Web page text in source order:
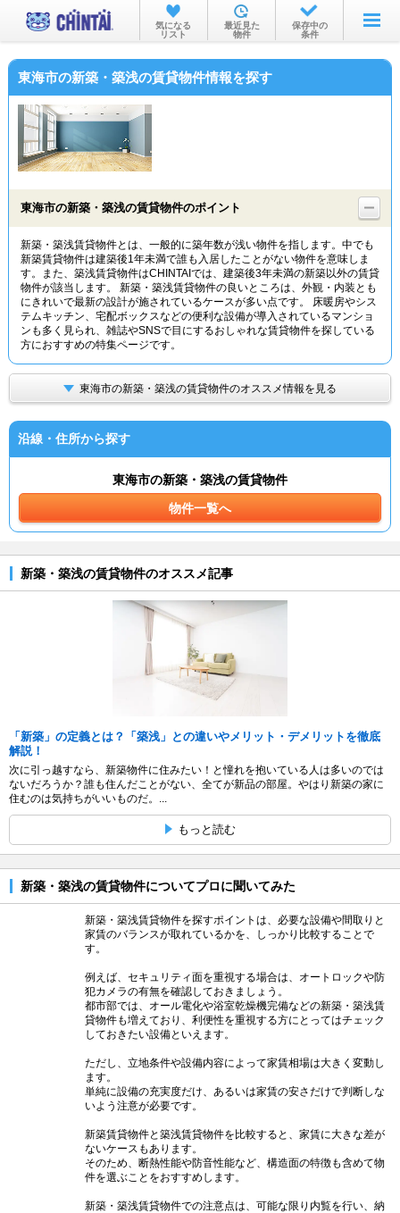
お部屋を探す
沿線・駅から
物件特集から
TOP
気になる
リスト
最近見た
物件
保存中の
条件
東海市の新築・築浅の賃貸物件情報を探す
東海市の新築・築浅の賃貸物件のポイント
新築・築浅賃貸物件とは、一般的に築年数が浅い物件を指します。中でも
新築賃貸物件は建築後1年未満で誰も入居したことがない物件を意味しま
す。また、築浅賃貸物件はCHINTAIでは、建築後3年未満の新築以外の賃貸
物件が該当します。 新築・築浅賃貸物件の良いところは、外観・内装とも
にきれいで最新の設計が施されているケースが多い点です。 床暖房やシス
テムキッチン、宅配ボックスなどの便利な設備が導入されているマンショ
ンも多く見られ、雑誌やSNSで目にするおしゃれな賃貸物件を探している
方におすすめの特集ページです。
東海市の新築・築浅の賃貸物件のオススメ情報を見る
沿線・住所から探す
東海市の新築・築浅の賃貸物件
物件一覧へ
新築・築浅の賃貸物件のオススメ記事
「新築」の定義とは？「築浅」との違いやメリット・デメリットを徹底
解説！
次に引っ越すなら、新築物件に住みたい！と憧れを抱いている人は多いのでは
ないだろうか？誰も住んだことがない、全てが新品の部屋。やはり新築の家に
住むのは気持ちがいいものだ。...
もっと読む
新築・築浅の賃貸物件についてプロに聞いてみた
新築・築浅賃貸物件を探すポイントは、必要な設備や間取りと
家賃のバランスが取れているかを、しっかり比較することで
す。
例えば、セキュリティ面を重視する場合は、オートロックや防
犯カメラの有無を確認しておきましょう。
都市部では、オール電化や浴室乾燥機完備などの新築・築浅賃
貸物件も増えており、利便性を重視する方にとってはチェック
しておきたい設備といえます。
ただし、立地条件や設備内容によって家賃相場は大きく変動し
ます。
単純に設備の充実度だけ、あるいは家賃の安さだけで判断しな
いよう注意が必要です。
新築賃貸物件と築浅賃貸物件を比較すると、家賃に大きな差が
ないケースもあります。
そのため、断熱性能や防音性能など、構造面の特徴も含めて物
件を選ぶことをおすすめします。
新築・築浅賃貸物件での注意点は、可能な限り内覧を行い、納